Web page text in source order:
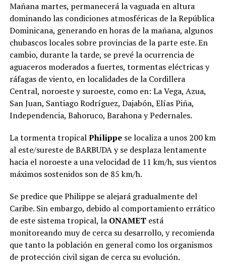
Mañana martes, permanecerá la vaguada en altura
dominando las condiciones atmosféricas de la República
Dominicana, generando en horas de la mañana, algunos
chubascos locales sobre provincias de la parte este. En
cambio, durante la tarde, se prevé la ocurrencia de
aguaceros moderados a fuertes, tormentas eléctricas y
ráfagas de viento, en localidades de la Cordillera
Central, noroeste y suroeste, como en: La Vega, Azua,
San Juan, Santiago Rodríguez, Dajabón, Elías Piña,
Independencia, Bahoruco, Barahona y Pedernales.
La tormenta tropicalPhilippese localiza a unos 200 km
al este/sureste de BARBUDA y se desplaza lentamente
hacia el noroeste a una velocidad de 11 km/h, sus vientos
máximos sostenidos son de 85 km/h.
Se predice que Philippe se alejará gradualmente del
Caribe. Sin embargo, debido al comportamiento errático
de este sistema tropical, la ONAMETestá
monitoreando muy de cerca su desarrollo, y recomienda
que tanto la población en general como los organismos
de protección civil sigan de cerca su evolución.